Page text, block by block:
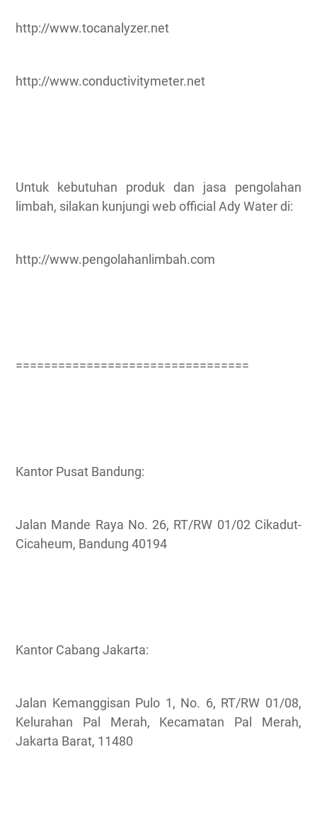
http://www.tocanalyzer.net
http://www.conductivitymeter.net
Untuk kebutuhan produk dan jasa pengolahan
limbah, silakan kunjungi web official Ady Water di:
http://www.pengolahanlimbah.com
=================================
Kantor Pusat Bandung:
Jalan Mande Raya No. 26, RT/RW 01/02 Cikadut-
Cicaheum, Bandung 40194
Kantor Cabang Jakarta:
Jalan Kemanggisan Pulo 1, No. 6, RT/RW 01/08,
Kelurahan Pal Merah, Kecamatan Pal Merah,
Jakarta Barat, 11480